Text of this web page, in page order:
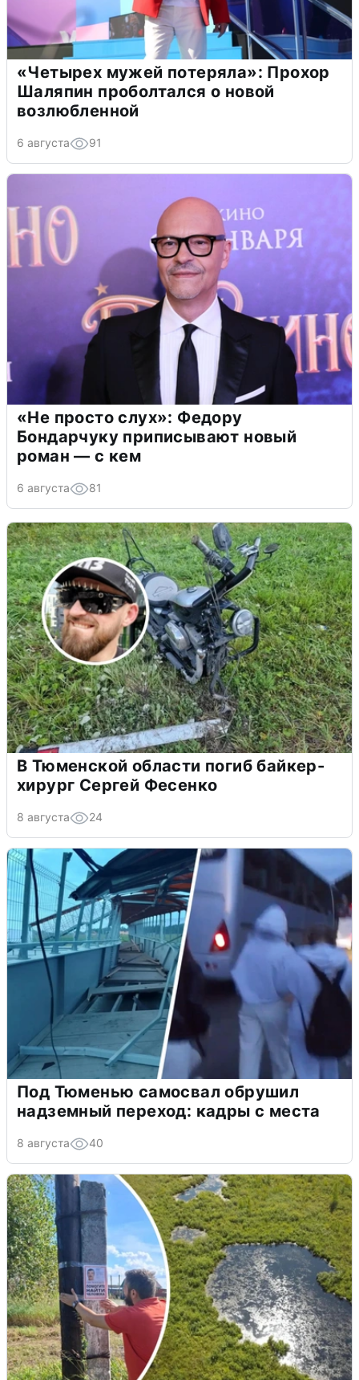
«Четырех мужей потеряла»: Прохор
Шаляпин проболтался о новой
возлюбленной
6 августа 91
«Не просто слух»: Федору
Бондарчуку приписывают новый
роман — с кем
6 августа 81
В Тюменской области погиб байкер-
хирург Сергей Фесенко
8 августа 24
Под Тюменью самосвал обрушил
надземный переход: кадры с места
8 августа 40